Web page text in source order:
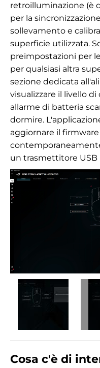
retroilluminazione (è
per la
sollevamento e
superficie utilizzata.
preimpostazioni per
per qualsiasi altra
sezione dedicata
visualizzare il livello
allarme di batteria
dormire.
aggiornare il
un trasmettitore USB
Cosa c'è di